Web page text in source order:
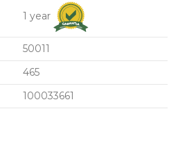
1 year
50011
465
100033661